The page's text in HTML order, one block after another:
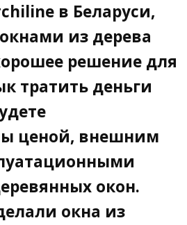
в Беларуси,
из дерева
решение для
тратить деньги
ценой, внешним
окон.
окна из